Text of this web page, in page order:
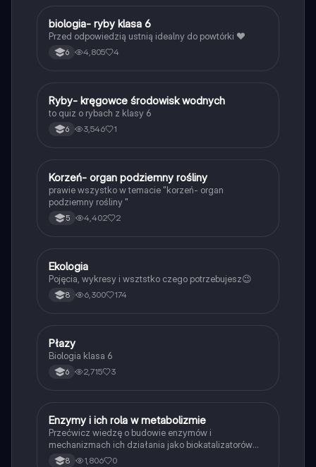
BBiologia
biologia- ryby klasa 6
Przed odpowiedzią ustnią idealny do powtórki ❤️
6 4,805 4
RBiologia
Ryby- kręgowce środowisk wodnych
to quiz o rybach z klasy 6
6 3,546 1
KBiologia
Korzeń- organ podziemny rośliny
prawie wszystko w temacie "korzeń- organ
podziemny rośliny "
5 4,402 2
Biologia
Ekologia
Pojęcia, wykresy i wsztstko czego potrzebujesz😉
8 6,300 174
PBiologia
Płazy
Biologia klasa 6
6 2,715 3
EBiologia
Enzymy i ich rola w metabolizmie
Przećwicz wiedzę o budowie enzymów i
mechanizmach ich działania jako biokatalizatorów
przyspieszających reakcje.
8 1,806 0